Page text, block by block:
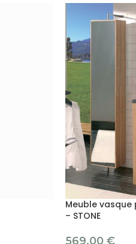
Meuble vasque
– STONE
569.00 €